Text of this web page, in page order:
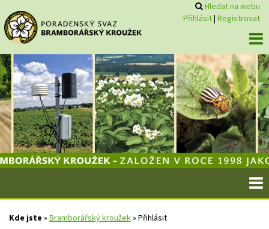
Hledat na webu
Přihlásit| Registrovat
Kde jste » Bramborářský kroužek» Přihlásit